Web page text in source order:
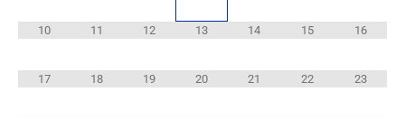
10 11 12 13 14 15 16
17 18 19 20 21 22 23